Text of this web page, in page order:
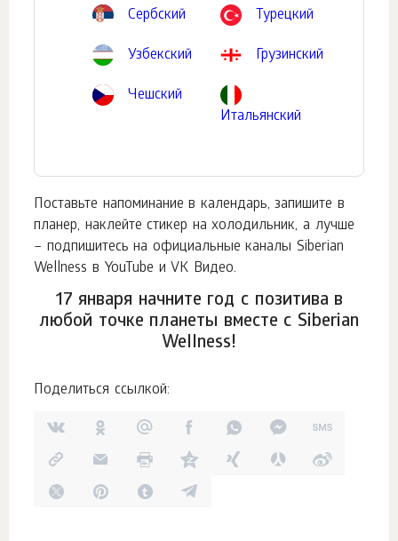
Сербский Турецкий
Узбекский Грузинский
Чешский
Итальянский
Поставьте напоминание в календарь, запишите в
планер, наклейте стикер на холодильник, а лучше
– подпишитесь на официальные каналы Siberian
Wellness в YouTube и VK Видео.
17 января начните год с позитива в
любой точке планеты вместе с Siberian
Wellness!
Поделиться ссылкой: